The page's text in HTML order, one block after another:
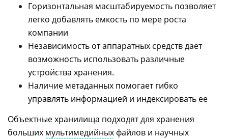
Горизонтальная масштабируемость позволяет
легко добавлять емкость по мере роста
компании
Независимость от аппаратных средств дает
возможность использовать различные
устройства хранения.
Наличие метаданных помогает гибко
управлять информацией и индексировать ее
Объектные хранилища подходят для хранения
больших мультимедийных файлов и научных